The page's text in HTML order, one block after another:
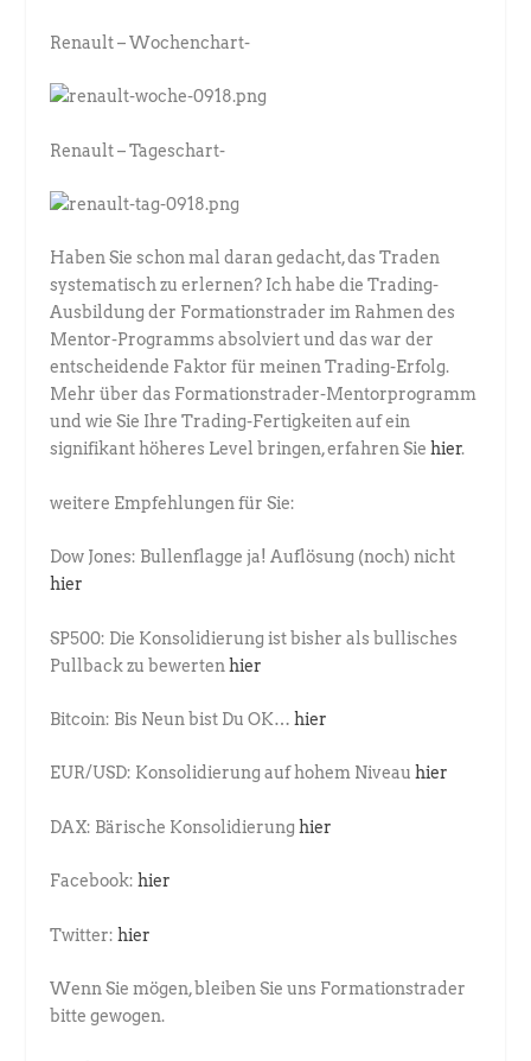
Renault – Wochenchart-
Renault – Tageschart-
Haben Sie schon mal daran gedacht, das Traden
systematisch zu erlernen? Ich habe die Trading-
Ausbildung der Formationstrader im Rahmen des
Mentor-Programms absolviert und das war der
entscheidende Faktor für meinen Trading-Erfolg.
Mehr über das Formationstrader-Mentorprogramm
und wie Sie Ihre Trading-Fertigkeiten auf ein
signifikant höheres Level bringen, erfahren Siehier.
weitere Empfehlungen für Sie:
Dow Jones: Bullenflagge ja! Auflösung (noch) nicht
hier
SP500: Die Konsolidierung ist bisher als bullisches
Pullback zu bewertenhier
Bitcoin: Bis Neun bist Du OK… hier
EUR/USD: Konsolidierung auf hohem Niveauhier
DAX: Bärische Konsolidierung hier
Facebook: hier
Twitter:hier
Wenn Sie mögen, bleiben Sie uns Formationstrader
bitte gewogen.